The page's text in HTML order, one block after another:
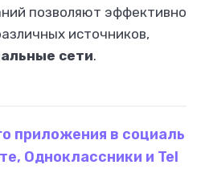
позволяют эффективно
источников,
сети.
группировать отзывы
приложения в социаль
Одноклассники и Tel